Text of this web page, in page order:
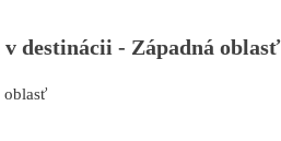
destinácii - Západná oblasť
oblasť